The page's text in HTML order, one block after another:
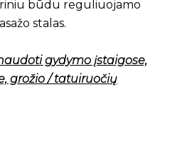
būdu reguliuojamo
stalas.
gydymo įstaigose,
grožio / tatuiruočių